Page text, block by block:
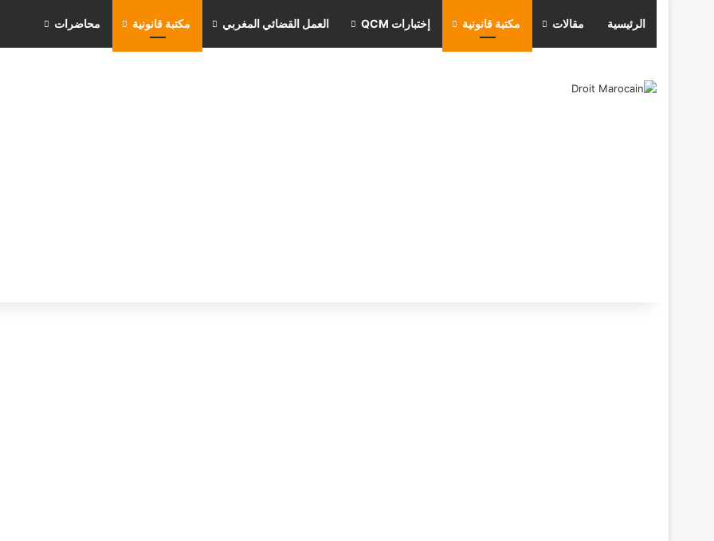
الرئيسية مقالات مكتبة قانونية إختبارات QCM العمل القضائي المغربي مكتبة قانونية محاضرات